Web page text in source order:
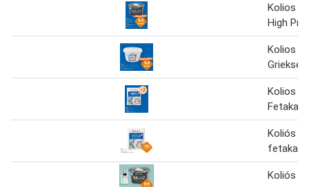
Kolios
High
Kolios
Griekse
Kolios
Koliós
Koliós